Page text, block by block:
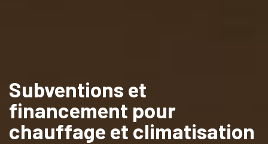
Subventions et
financement pour
chauffage et climatisation